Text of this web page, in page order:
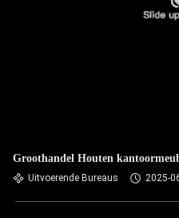
Groothandel Houten
Uitvoerende Bureaus 2025-